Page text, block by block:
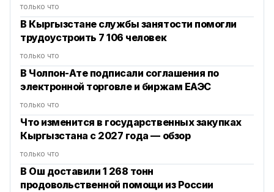
только что
В Кыргызстане службы занятости помогли
трудоустроить 7 106 человек
только что
В Чолпон-Ате подписали соглашения по
электронной торговле и биржам ЕАЭС
только что
Что изменится в государственных закупках
Кыргызстана с 2027 года — обзор
только что
В Ош доставили 1 268 тонн
продовольственной помощи из России